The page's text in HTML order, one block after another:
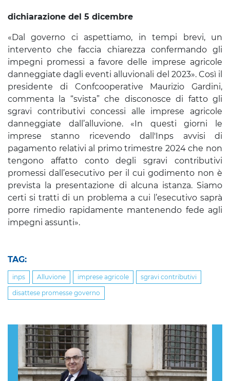
dichiarazione del 5 dicembre
«Dal governo ci aspettiamo, in tempi brevi, un
intervento che faccia chiarezza confermando gli
impegni promessi a favore delle imprese agricole
danneggiate dagli eventi alluvionali del 2023». Così il
presidente di Confcooperative Maurizio Gardini,
commenta la “svista” che disconosce di fatto gli
sgravi contributivi concessi alle imprese agricole
danneggiate dall’alluvione. «In questi giorni le
imprese stanno ricevendo dall'Inps avvisi di
pagamento relativi al primo trimestre 2024 che non
tengono affatto conto degli sgravi contributivi
promessi dall’esecutivo per il cui godimento non è
prevista la presentazione di alcuna istanza. Siamo
certi si tratti di un problema a cui l’esecutivo saprà
porre rimedio rapidamente mantenendo fede agli
impegni assunti».
TAG:
inps Alluvione imprese agricole sgravi contributivi
disattese promesse governo
Previous